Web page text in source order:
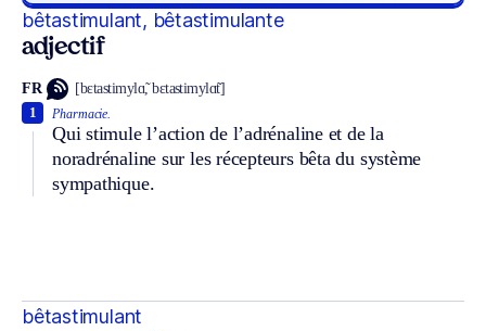
bêtastimulant, bêtastimulante
adjectif
FR [bɛtastimylɑ̃, bɛtastimylɑ̃t]
Pharmacie.
Qui stimule l’action de l’adrénaline et de la
noradrénaline sur les récepteurs bêta du système
sympathique.
1
bêtastimulant